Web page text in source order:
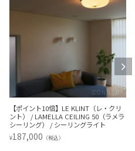
【ポイント10倍】LE KLINT（レ・クリ
ント） / LAMELLA CEILING 50（ラメラ
シーリング） / シーリングライト
¥187,000 （税込）